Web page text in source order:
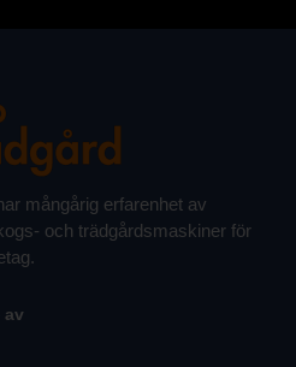
mångårig erfarenhet av
och trädgårdsmaskiner för
av